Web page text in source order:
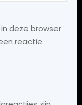
deze browser
reactie